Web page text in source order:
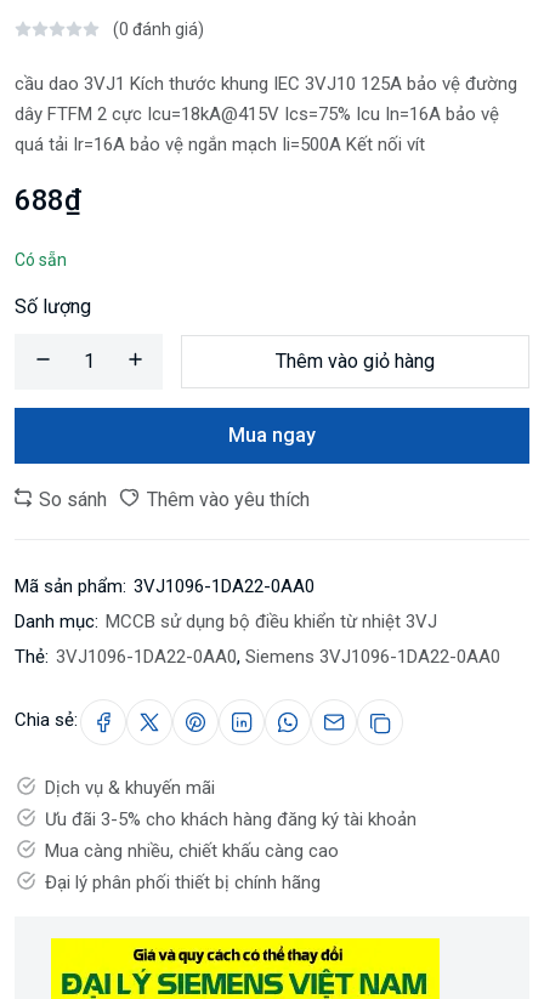
(0 đánh giá)
cầu dao 3VJ1 Kích thước khung IEC 3VJ10 125A bảo vệ đường
dây FTFM 2 cực Icu=18kA@415V Ics=75% Icu In=16A bảo vệ
quá tải Ir=16A bảo vệ ngắn mạch Ii=500A Kết nối vít
688₫
Có sẵn
Số lượng
Thêm vào giỏ hàng
Mua ngay
So sánh Thêm vào yêu thích
Mã sản phẩm: 3VJ1096-1DA22-0AA0
Danh mục: MCCB sử dụng bộ điều khiển từ nhiệt 3VJ
Thẻ: 3VJ1096-1DA22-0AA0, Siemens 3VJ1096-1DA22-0AA0
Chia sẻ:
Dịch vụ & khuyến mãi
Ưu đãi 3-5% cho khách hàng đăng ký tài khoản
Mua càng nhiều, chiết khấu càng cao
Đại lý phân phối thiết bị chính hãng